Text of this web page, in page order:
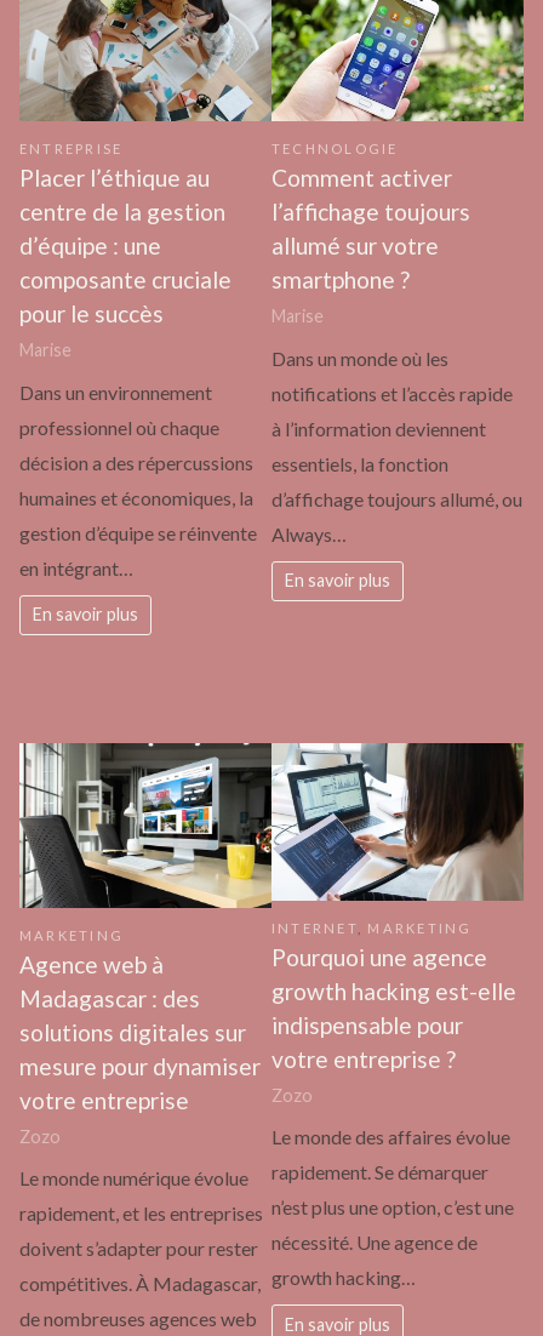
ENTREPRISE
Placer l’éthique au
centre de la gestion
d’équipe : une
composante cruciale
pour le succès
Marise
Dans un environnement
professionnel où chaque
décision a des répercussions
humaines et économiques, la
gestion d’équipe se réinvente
en intégrant…
En savoir plus
TECHNOLOGIE
Comment activer
l’affichage toujours
allumé sur votre
smartphone ?
Marise
Dans un monde où les
notifications et l’accès rapide
à l’information deviennent
essentiels, la fonction
d’affichage toujours allumé, ou
Always…
En savoir plus
MARKETING
Agence web à
Madagascar : des
solutions digitales sur
mesure pour dynamiser
votre entreprise
Zozo
Le monde numérique évolue
rapidement, et les entreprises
doivent s’adapter pour rester
compétitives. À Madagascar,
de nombreuses agences web
INTERNET MARKETING
Pourquoi une agence
growth hacking est-elle
indispensable pour
votre entreprise ?
Zozo
Le monde des affaires évolue
rapidement. Se démarquer
n’est plus une option, c’est une
nécessité. Une agence de
growth hacking…
En savoir plus